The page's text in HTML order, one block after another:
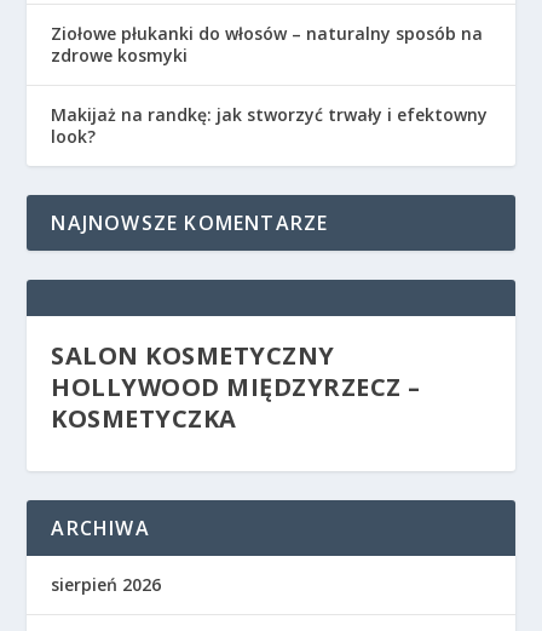
Ziołowe płukanki do włosów – naturalny sposób na
zdrowe kosmyki
Makijaż na randkę: jak stworzyć trwały i efektowny
look?
NAJNOWSZE KOMENTARZE
SALON KOSMETYCZNY
HOLLYWOOD MIĘDZYRZECZ –
KOSMETYCZKA
ARCHIWA
sierpień 2026